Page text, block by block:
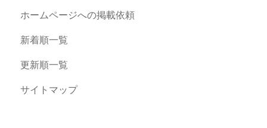
ホームページへの掲載依頼
新着順一覧
更新順一覧
サイトマップ